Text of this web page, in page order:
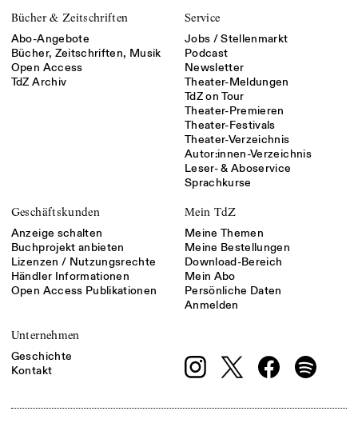
Bücher & Zeitschriften
Abo-Angebote
Bücher, Zeitschriften, Musik
Open Access
TdZ Archiv
Service
Jobs / Stellenmarkt
Podcast
Newsletter
Theater-Meldungen
TdZ on Tour
Theater-Premieren
Theater-Festivals
Theater-Verzeichnis
Autor:innen-Verzeichnis
Leser- & Aboservice
Sprachkurse
Geschäftskunden
Anzeige schalten
Buchprojekt anbieten
Lizenzen / Nutzungsrechte
Händler Informationen
Open Access Publikationen
Mein TdZ
Meine Themen
Meine Bestellungen
Download-Bereich
Mein Abo
Persönliche Daten
Anmelden
Unternehmen
Geschichte
Kontakt